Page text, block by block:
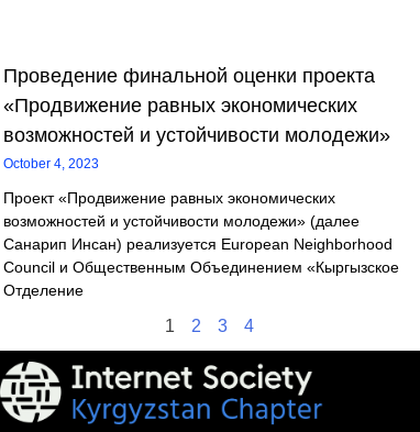
Проведение финальной оценки проекта
«Продвижение равных экономических
возможностей и устойчивости молодежи»
October 4, 2023
Проект «Продвижение равных экономических
возможностей и устойчивости молодежи» (далее
Санарип Инсан) реализуется European Neighborhood
Council и Общественным Объединением «Кыргызское
Отделение
1 2 3 4